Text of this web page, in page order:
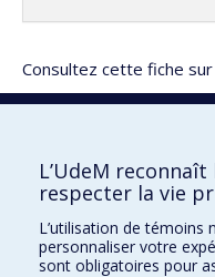
Consultez cette fiche sur
Vitrine de la
Faculté des
L’UdeM
respecter la vie
L’utilisation de témoins
personnaliser votre
sont obligatoires pour